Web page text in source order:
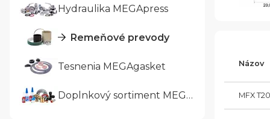
Hydraulika MEGApress
Remeňové prevody
Tesnenia MEGAgasket
Doplnkový sortiment MEGAtrade
Názov
MFX T20